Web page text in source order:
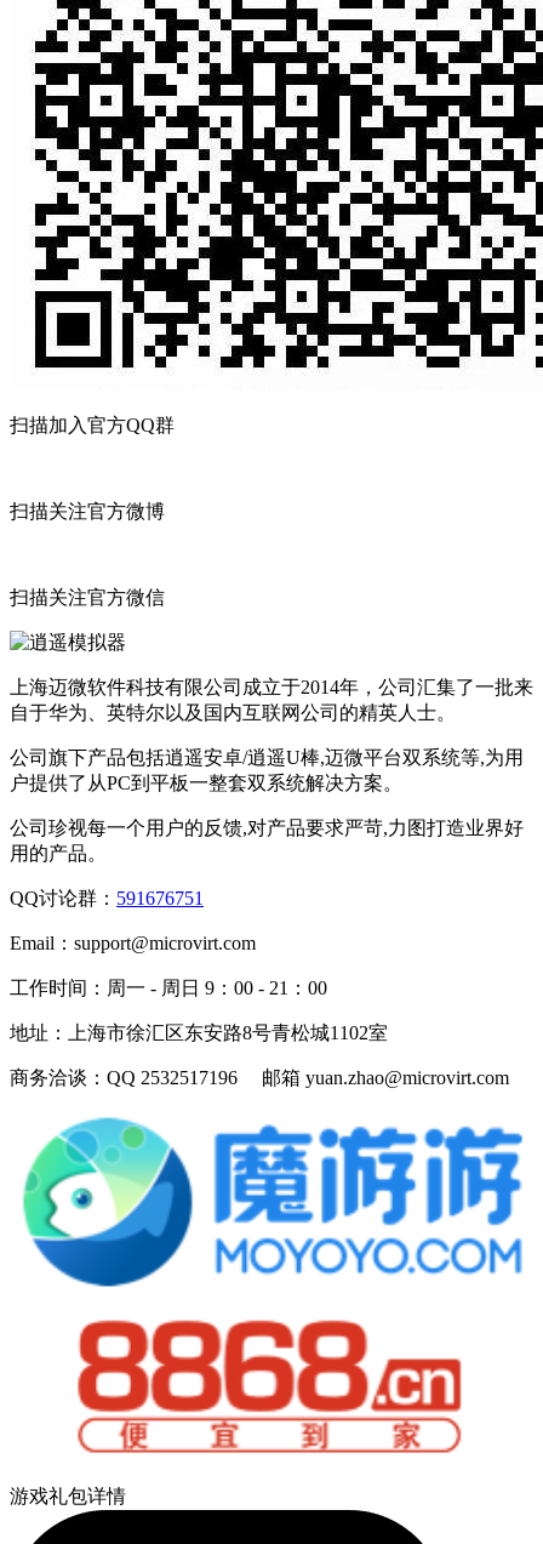
扫描加入官方QQ群
扫描关注官方微博
扫描关注官方微信
上海迈微软件科技有限公司成立于2014年，公司汇集了一批来
自于华为、英特尔以及国内互联网公司的精英人士。
公司旗下产品包括逍遥安卓/逍遥U棒,迈微平台双系统等,为用
户提供了从PC到平板一整套双系统解决方案。
公司珍视每一个用户的反馈,对产品要求严苛,力图打造业界好
用的产品。
QQ讨论群： 591676751
Email： support@microvirt.com
工作时间： 周一 - 周日 9：00 - 21：00
地址： 上海市徐汇区东安路8号青松城1102室
商务洽谈： QQ 2532517196 邮箱 yuan.zhao@microvirt.com
游戏礼包详情